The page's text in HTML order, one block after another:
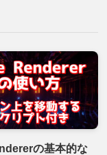
の基本的な